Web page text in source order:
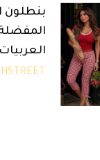
بنطلون
العربيات